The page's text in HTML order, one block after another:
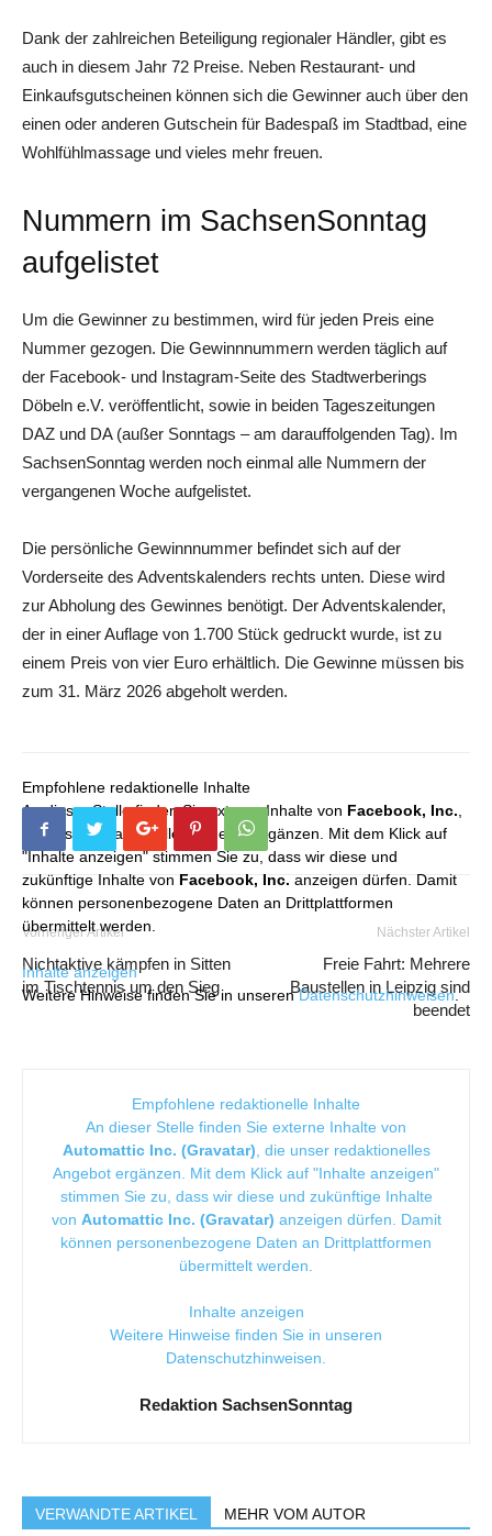
Dank der zahlreichen Beteiligung regionaler Händler, gibt es
auch in diesem Jahr 72 Preise. Neben Restaurant- und
Einkaufsgutscheinen können sich die Gewinner auch über den
einen oder anderen Gutschein für Badespaß im Stadtbad, eine
Wohlfühlmassage und vieles mehr freuen.
Nummern im SachsenSonntag
aufgelistet
Um die Gewinner zu bestimmen, wird für jeden Preis eine
Nummer gezogen. Die Gewinnnummern werden täglich auf
der Facebook- und Instagram-Seite des Stadtwerberings
Döbeln e.V. veröffentlicht, sowie in beiden Tageszeitungen
DAZ und DA (außer Sonntags – am darauffolgenden Tag). Im
SachsenSonntag werden noch einmal alle Nummern der
vergangenen Woche aufgelistet.
Die persönliche Gewinnnummer befindet sich auf der
Vorderseite des Adventskalenders rechts unten. Diese wird
zur Abholung des Gewinnes benötigt. Der Adventskalender,
der in einer Auflage von 1.700 Stück gedruckt wurde, ist zu
einem Preis von vier Euro erhältlich. Die Gewinne müssen bis
zum 31. März 2026 abgeholt werden.
Empfohlene redaktionelle Inhalte
An dieser Stelle finden Sie externe Inhalte von Facebook, Inc.
die unser redaktionelles Angebot ergänzen. Mit dem Klick auf
"Inhalte anzeigen" stimmen Sie zu, dass wir diese und
zukünftige Inhalte von Facebook, Inc. anzeigen dürfen. Damit
können personenbezogene Daten an Drittplattformen
übermittelt werden.
Inhalte anzeigen
Weitere Hinweise finden Sie in unserenDatenschutzhinweisen.
Vorheriger Artikel
Nichtaktive kämpfen in Sitten
im Tischtennis um den Sieg
Nächster Artikel
Freie Fahrt: Mehrere
Baustellen in Leipzig sind
beendet
Empfohlene redaktionelle Inhalte
An dieser Stelle finden Sie externe Inhalte von
Automattic Inc. (Gravatar) , die unser redaktionelles
Angebot ergänzen. Mit dem Klick auf "Inhalte anzeigen"
stimmen Sie zu, dass wir diese und zukünftige Inhalte
von Automattic Inc. (Gravatar) anzeigen dürfen. Damit
können personenbezogene Daten an Drittplattformen
übermittelt werden.
Inhalte anzeigen
Weitere Hinweise finden Sie in unseren
Datenschutzhinweisen
Redaktion SachsenSonntag
VERWANDTE ARTIKEL MEHR VOM AUTOR